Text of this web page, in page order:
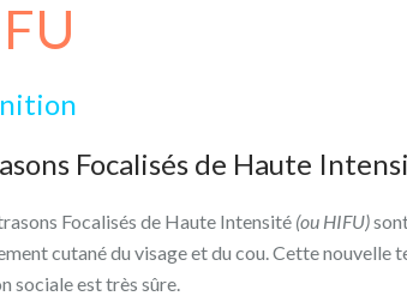
Focalisés de Haute
Focalisés de Haute Intensité (ou HIFU)
cutané du visage et du cou. Cette nouvelle
sociale est très sûre.